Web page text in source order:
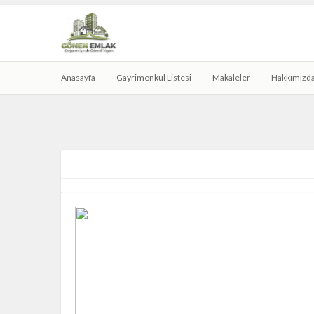
Anasayfa Gayrimenkul Listesi Makaleler Hakkımızda